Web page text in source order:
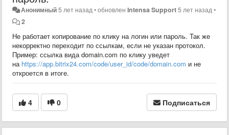
Анонимный5 лет назад •обновленIntensa Support5 лет назад •
2
Не работает копирование по клику на логин или пароль. Так же
некорректно переходит по ссылкам, если не указан протокол.
Пример: ссылка вида domain.com по клику уведет
на https://app.bitrix24.com/code/user_id/code/domain.com и не
откроется в итоге.
4 0 Подписаться